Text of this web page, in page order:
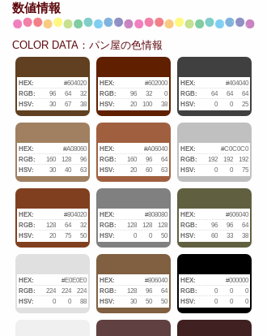
数値情報
COLOR DATA：パン屋の色情報
HEX:
#604020
RGB:
96 64
32
HSV:
30 67 38
HEX:
#602000
RGB:
96 32
0
HSV:
20 100 38
HEX:
#404040
RGB:
64 64
64
HSV:
0 0 25
HEX:
#A08060
RGB:
160 128
96
HSV:
30 40 63
HEX:
#A06040
RGB:
160 96
64
HSV:
20 60 63
HEX:
#C0C0C0
RGB:
192 192
192
HSV:
0 0 75
HEX:
#804020
RGB:
128 64
32
HSV:
20 75 50
HEX:
#808080
RGB:
128 128
128
HSV:
0 0 50
HEX:
#606040
RGB:
96 96
64
HSV:
60 33 38
HEX:
#E0E0E0
RGB:
224 224
224
HSV:
0 0 88
HEX:
#806040
RGB:
128 96
64
HSV:
30 50 50
HEX:
#000000
RGB:
0 0
0
HSV:
0 0 0